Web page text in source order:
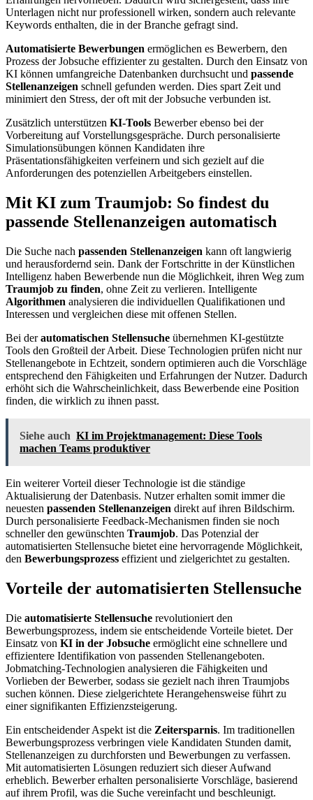
Unterlagen nicht nur professionell wirken, sondern auch relevante
Keywords enthalten, die in der Branche gefragt sind.
Automatisierte Bewerbungen ermöglichen es Bewerbern, den
Prozess der Jobsuche effizienter zu gestalten. Durch den Einsatz von
KI können umfangreiche Datenbanken durchsucht und passende
Stellenanzeigen schnell gefunden werden. Dies spart Zeit und
minimiert den Stress, der oft mit der Jobsuche verbunden ist.
Zusätzlich unterstützen KI-Tools Bewerber ebenso bei der
Vorbereitung auf Vorstellungsgespräche. Durch personalisierte
Simulationsübungen können Kandidaten ihre
Präsentationsfähigkeiten verfeinern und sich gezielt auf die
Anforderungen des potenziellen Arbeitgebers einstellen.
Mit KI zum Traumjob: So findest du
passende Stellenanzeigen automatisch
Die Suche nach passenden Stellenanzeigen kann oft langwierig
und herausfordernd sein. Dank der Fortschritte in der Künstlichen
Intelligenz haben Bewerbende nun die Möglichkeit, ihren Weg zum
Traumjob zu finden, ohne Zeit zu verlieren. Intelligente
Algorithmen analysieren die individuellen Qualifikationen und
Interessen und vergleichen diese mit offenen Stellen.
Bei derautomatischen Stellensuche übernehmen KI-gestützte
Tools den Großteil der Arbeit. Diese Technologien prüfen nicht nur
Stellenangebote in Echtzeit, sondern optimieren auch die Vorschläge
entsprechend den Fähigkeiten und Erfahrungen der Nutzer. Dadurch
erhöht sich die Wahrscheinlichkeit, dass Bewerbende eine Position
finden, die wirklich zu ihnen passt.
Siehe auch KI im Projektmanagement: Diese Tools
machen Teams produktiver
Ein weiterer Vorteil dieser Technologie ist die ständige
Aktualisierung der Datenbasis. Nutzer erhalten somit immer die
neuesten passenden Stellenanzeigen direkt auf ihren Bildschirm.
Durch personalisierte Feedback-Mechanismen finden sie noch
schneller den gewünschten Traumjob. Das Potenzial der
automatisierten Stellensuche bietet eine hervorragende Möglichkeit,
den Bewerbungsprozess effizient und zielgerichtet zu gestalten.
Vorteile der automatisierten Stellensuche
Die automatisierte Stellensuche revolutioniert den
Bewerbungsprozess, indem sie entscheidende Vorteile bietet. Der
Einsatz von KI in der Jobsuche ermöglicht eine schnellere und
effizientere Identifikation von passenden Stellenangeboten.
Jobmatching-Technologien analysieren die Fähigkeiten und
Vorlieben der Bewerber, sodass sie gezielt nach ihren Traumjobs
suchen können. Diese zielgerichtete Herangehensweise führt zu
einer signifikanten Effizienzsteigerung.
Ein entscheidender Aspekt ist die Zeitersparnis. Im traditionellen
Bewerbungsprozess verbringen viele Kandidaten Stunden damit,
Stellenanzeigen zu durchforsten und Bewerbungen zu verfassen.
Mit automatisierten Lösungen reduziert sich dieser Aufwand
erheblich. Bewerber erhalten personalisierte Vorschläge, basierend
auf ihrem Profil, was die Suche vereinfacht und beschleunigt.